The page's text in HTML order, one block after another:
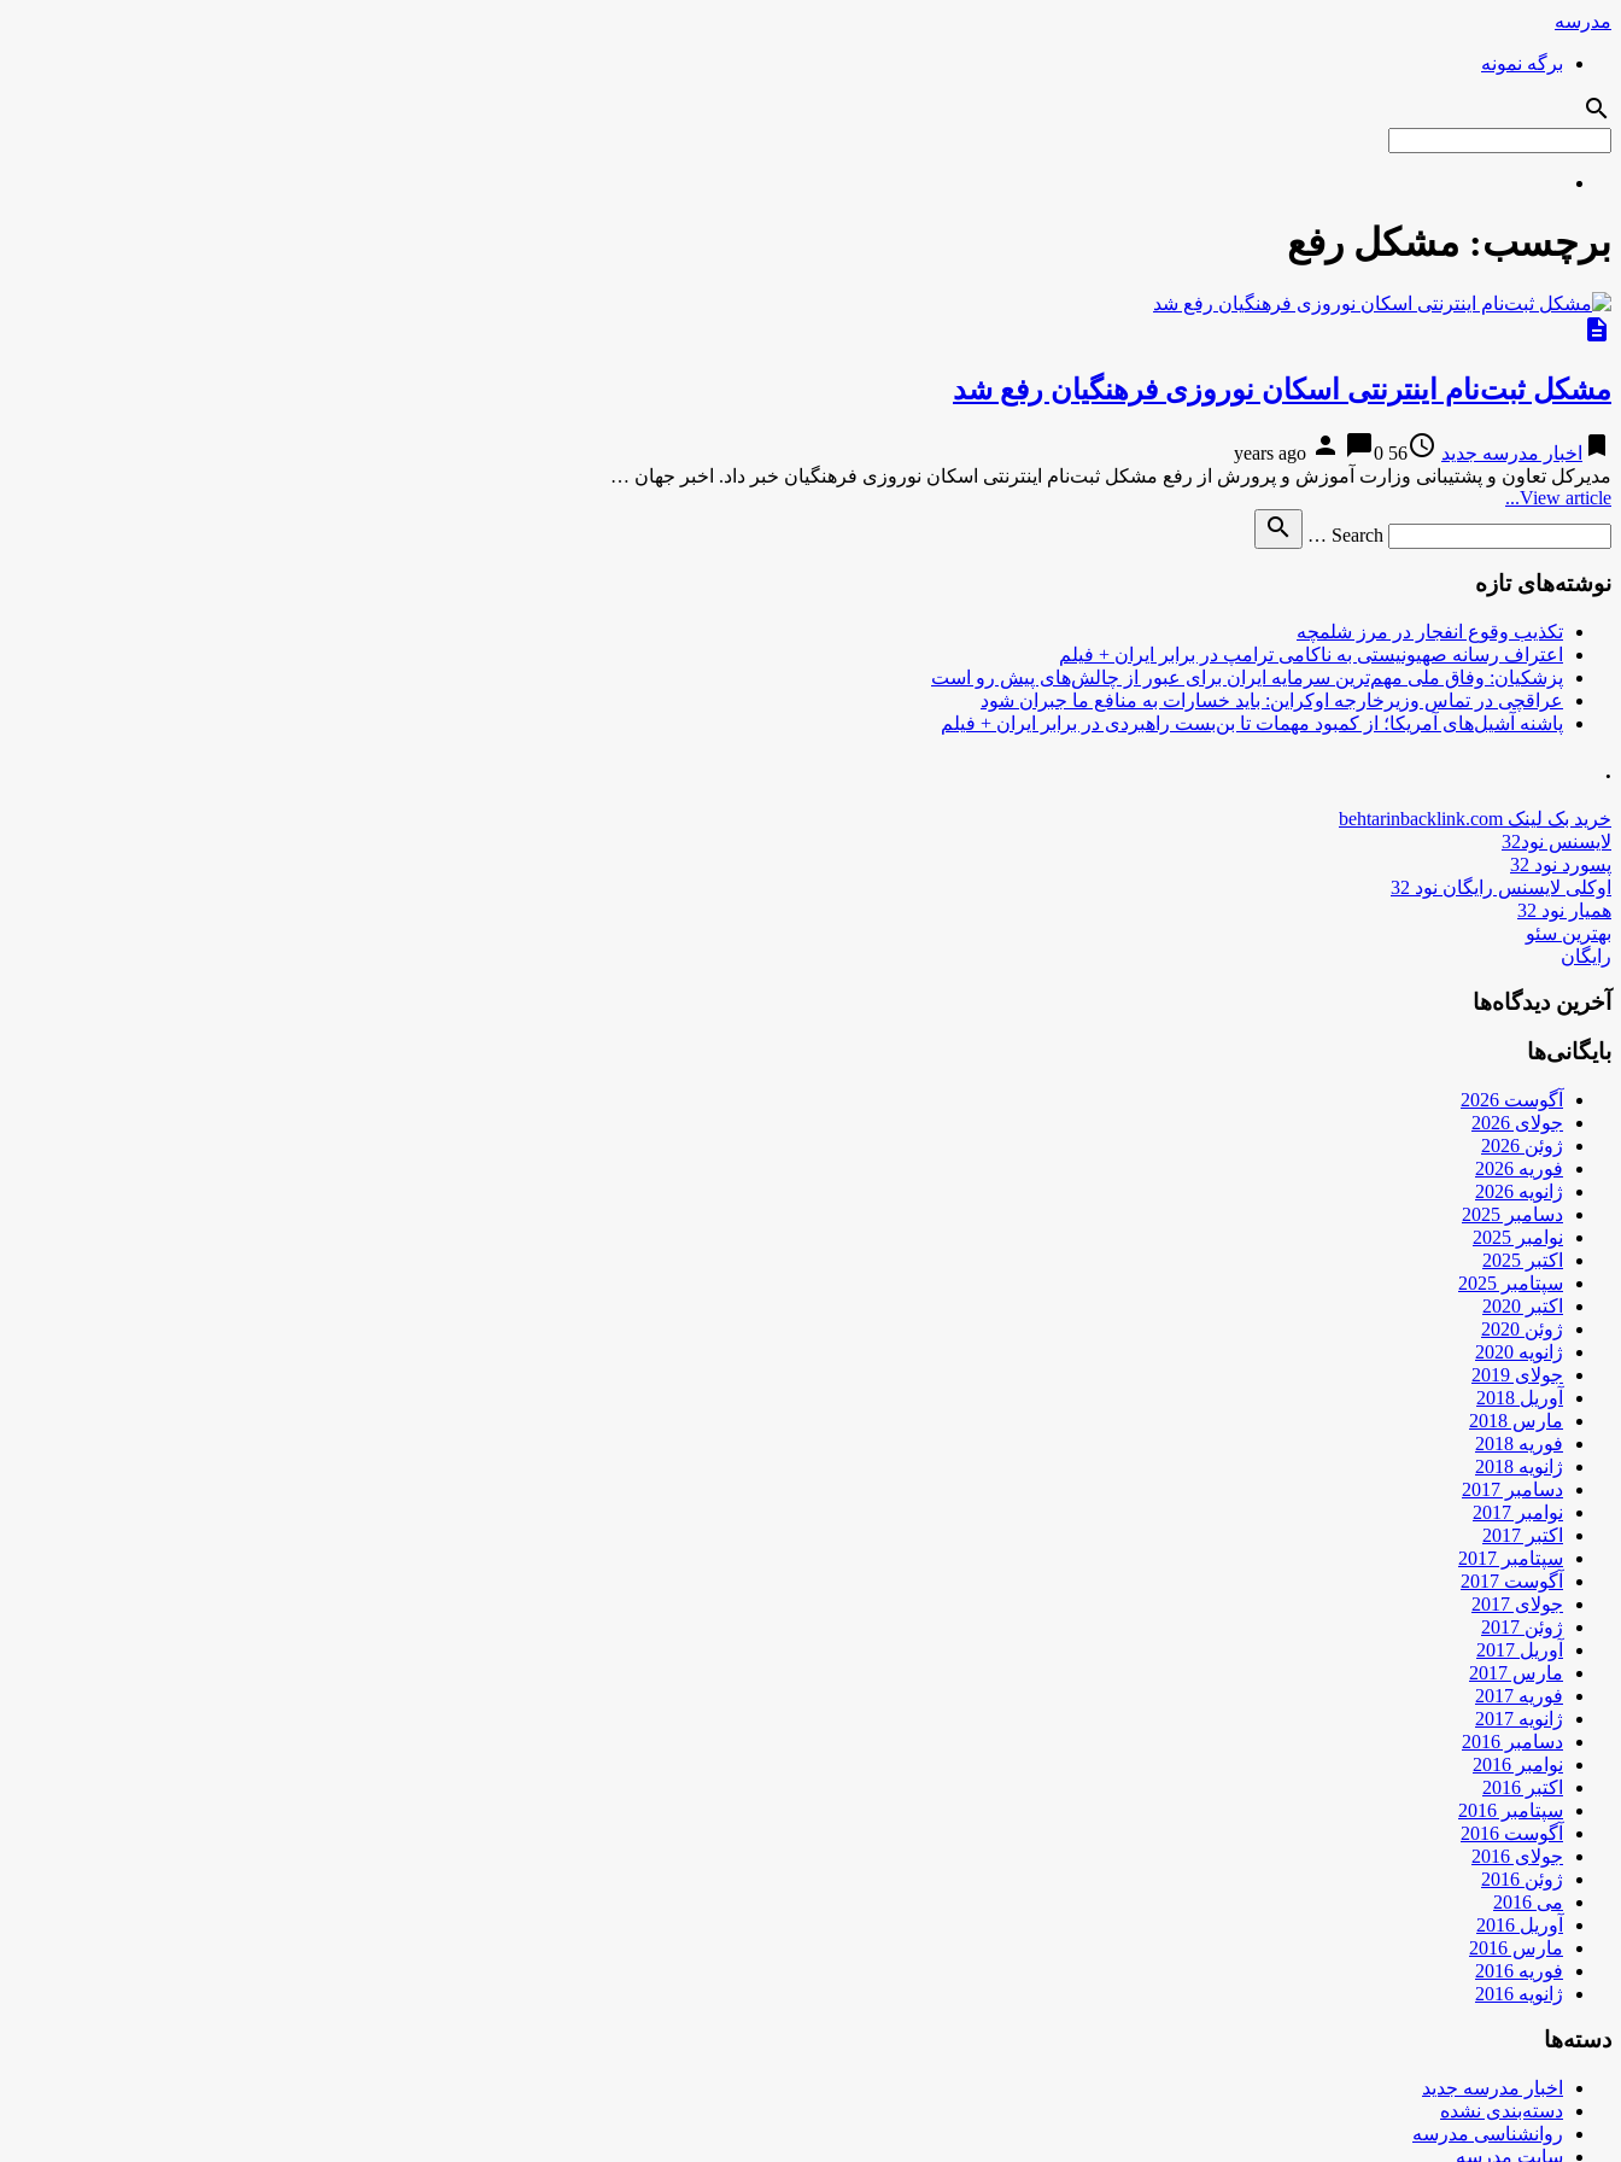
مدرسه
برگه نمونه
search
برچسب: مشکل رفع
description
مشکل ثبت‌نام اینترنتی اسکان نوروزی فرهنگیان رفع شد
bookmark اخبار مدرسه جدید access_time
56 years ago
person chat_bubble0
مدیرکل تعاون و پشتیبانی وزارت آموزش و پرورش از رفع مشکل ثبت‌نام اینترنتی اسکان نوروزی فرهنگیان خبر داد. اخبر جهان …
View article...
Search …
search
نوشته‌های تازه
تکذیب وقوع انفجار در مرز شلمچه
اعتراف رسانه صهیونیستی به ناکامی ترامپ در برابر ایران + فیلم
پزشکیان: وفاق ملی مهم‌ترین سرمایه ایران برای عبور از چالش‌های پیش رو است
عراقچی در تماس وزیرخارجه اوکراین: باید خسارات به منافع ما جبران شود
پاشنه آشیل‌های آمریکا؛ از کمبود مهمات تا بن‌بست راهبردی در برابر ایران + فیلم
.
خرید بک لینک behtarinbacklink.com
لایسنس نود32
پسورد نود 32
اوکلی لایسنس رایگان نود 32
همیار نود 32
بهترین سئو
رایگان
آخرین دیدگاه‌ها
بایگانی‌ها
آگوست 2026
جولای 2026
ژوئن 2026
فوریه 2026
ژانویه 2026
دسامبر 2025
نوامبر 2025
اکتبر 2025
سپتامبر 2025
اکتبر 2020
ژوئن 2020
ژانویه 2020
جولای 2019
آوریل 2018
مارس 2018
فوریه 2018
ژانویه 2018
دسامبر 2017
نوامبر 2017
اکتبر 2017
سپتامبر 2017
آگوست 2017
جولای 2017
ژوئن 2017
آوریل 2017
مارس 2017
فوریه 2017
ژانویه 2017
دسامبر 2016
نوامبر 2016
اکتبر 2016
سپتامبر 2016
آگوست 2016
جولای 2016
ژوئن 2016
می 2016
آوریل 2016
مارس 2016
فوریه 2016
ژانویه 2016
دسته‌ها
اخبار مدرسه جدید
دسته‌بندی نشده
روانشناسی مدرسه
سایت مدرسه